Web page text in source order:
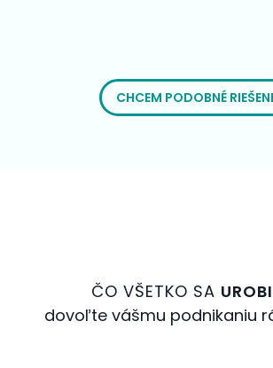
CHCEM PODOBNÉ
ČO VŠETKO SA
dovoľte vášmu podnikaniu